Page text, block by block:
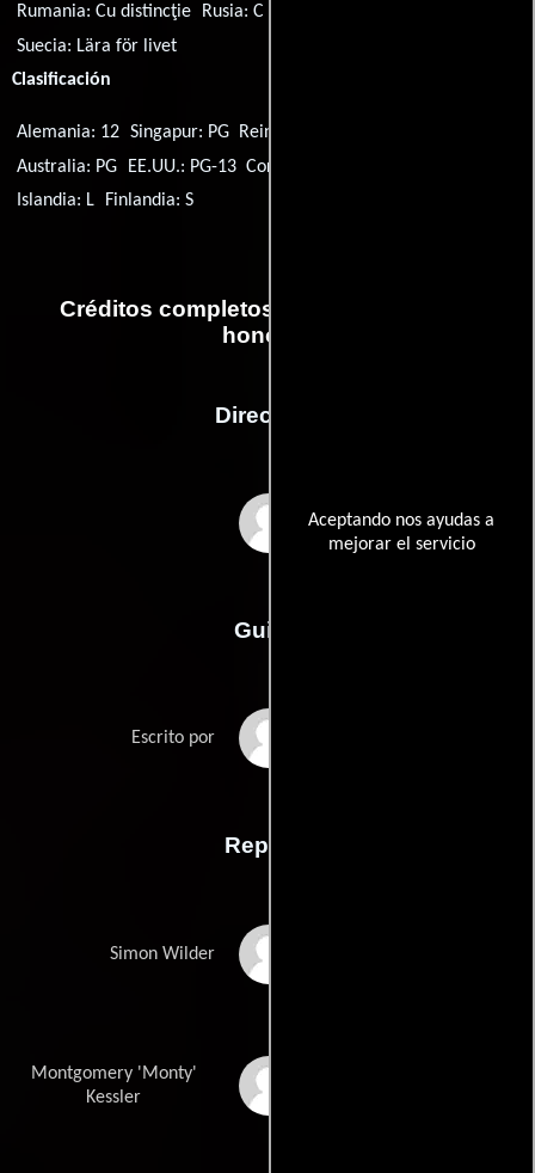
Aceptando nos ayudas a
mejorar el servicio
Rumania:Cu distincţie Rusia: С почестями
Suecia: Lära för livet
Clasificación
Alemania: 12 Singapur: PG Reino Unido: PG
Australia: PG
EE.UU.: PG-13 Corea del Sur: 15
Islandia: L
Finlandia: S
Créditos completos de la película Con
honores
Dirección
Alek Keshishian
Guión
Escrito por
Reparto
Simon Wilder
Montgomery 'Monty'
Kessler